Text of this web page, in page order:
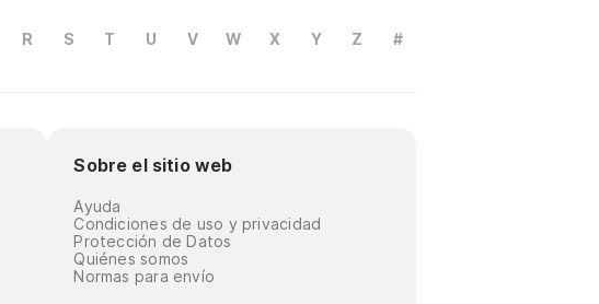
R S T U V W X Y Z #
Sobre el sitio web
Ayuda
Condiciones de uso y privacidad
Protección de Datos
Quiénes somos
Normas para envío